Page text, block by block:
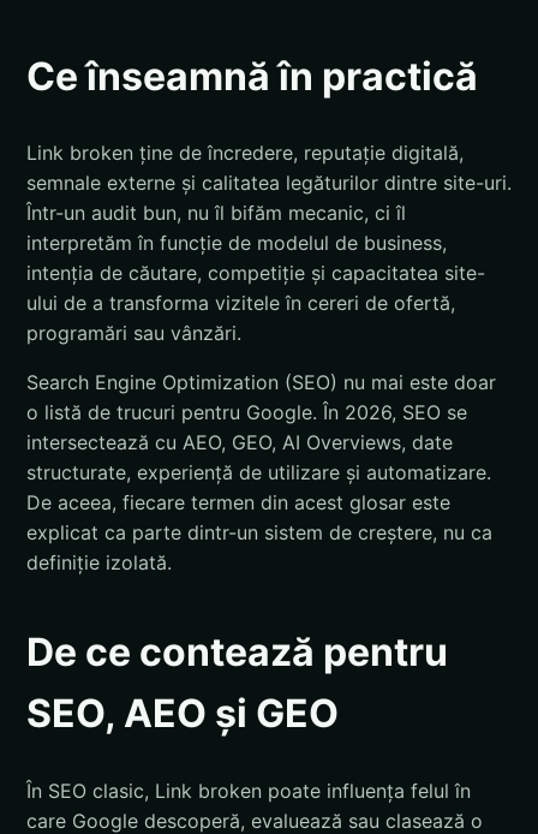
Ce înseamnă în practică
Link broken ține de încredere, reputație digitală,
semnale externe și calitatea legăturilor dintre site-uri.
Într-un audit bun, nu îl bifăm mecanic, ci îl
interpretăm în funcție de modelul de business,
intenția de căutare, competiție și capacitatea site-
ului de a transforma vizitele în cereri de ofertă,
programări sau vânzări.
Search Engine Optimization (SEO) nu mai este doar
o listă de trucuri pentru Google. În 2026, SEO se
intersectează cu AEO, GEO, AI Overviews, date
structurate, experiență de utilizare și automatizare.
De aceea, fiecare termen din acest glosar este
explicat ca parte dintr-un sistem de creștere, nu ca
definiție izolată.
De ce contează pentru
SEO, AEO și GEO
În SEO clasic, Link broken poate influența felul în
care Google descoperă, evaluează sau clasează o